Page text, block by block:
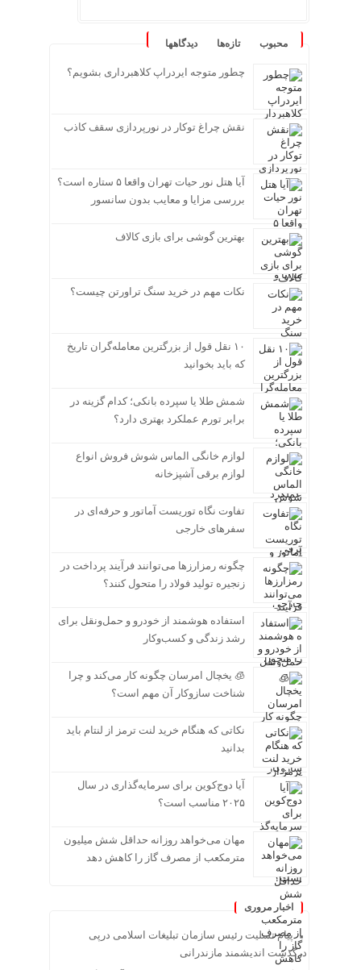
محبوب تازه‌ها دیدگاهها
چطور متوجه ایردراپ کلاهبرداری بشویم؟
نقش چراغ توکار در نورپردازی سقف کاذب
آیا هتل نور حیات تهران واقعا ۵ ستاره است؟
بررسی مزایا و معایب بدون سانسور
بهترین گوشی برای بازی کالاف
نکات مهم در خرید سنگ تراورتن چیست؟
۱۰ نقل قول از بزرگترین معامله‌گران تاریخ
که باید بخوانید
شمش طلا یا سپرده بانکی؛ کدام گزینه در
برابر تورم عملکرد بهتری دارد؟
لوازم خانگی الماس شوش فروش انواع
لوازم برقی آشپزخانه
تفاوت نگاه توریست آماتور و حرفه‌ای در
سفرهای خارجی
چگونه رمزارزها می‌توانند فرآیند پرداخت در
زنجیره تولید فولاد را متحول کنند؟
استفاده هوشمند از خودرو و حمل‌ونقل برای
رشد زندگی و کسب‌وکار
🧊 یخچال امرسان چگونه کار می‌کند و چرا
شناخت سازوکار آن مهم است؟
نکاتی که هنگام خرید لنت ترمز از لنتام باید
بدانید
آیا دوج‌کوین برای سرمایه‌گذاری در سال
۲۰۲۵ مناسب است؟
مهان می‌خواهد روزانه حداقل شش میلیون
مترمکعب از مصرف گاز را کاهش دهد
اخبار مروری
پیام تسلیت رئیس سازمان تبلیغات اسلامی درپی
درگذشت اندیشمند مازندرانی